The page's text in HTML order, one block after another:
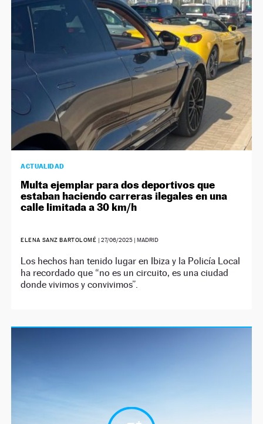
NEWSLETTER
SÍGUENOS
ACTUALIDAD
Multa ejemplar para dos deportivos que
estaban haciendo carreras ilegales en una
calle limitada a 30 km/h
ELENA SANZ BARTOLOMÉ | 27/06/2025| MADRID
Los hechos han tenido lugar en Ibiza y la Policía Local
ha recordado que “no es un circuito, es una ciudad
donde vivimos y convivimos”.